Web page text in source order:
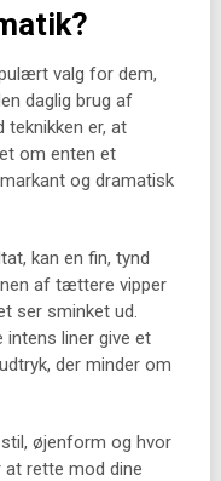
valg for dem,
daglig brug af
teknikken er, at
om enten et
og dramatisk
kan en fin, tynd
af tættere vipper
ser sminket ud.
intens liner give et
der minder om
øjenform og hvor
rette mod dine